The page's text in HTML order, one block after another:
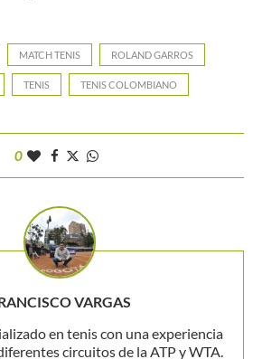
MATCH TENIS ROLAND GARROS
TENIS TENIS COLOMBIANO
0
VARGAS
en tenis con una experiencia
circuitos de la ATP y WTA.